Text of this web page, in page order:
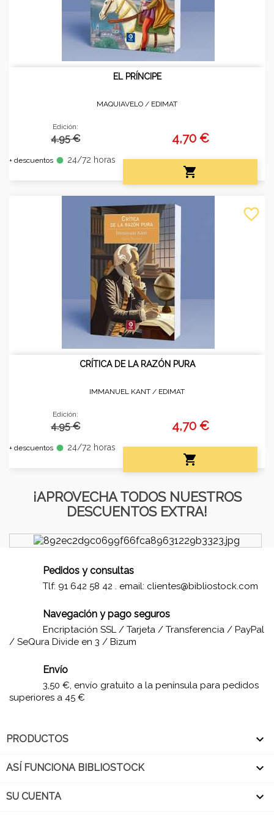
EL PRÍNCIPE
MAQUIAVELO / EDIMAT
Edición:
4.95 €
+ descuentos fiber_manual_record 24/72 horas
4,70 €

CRÍTICA DE LA RAZÓN PURA
IMMANUEL KANT / EDIMAT
Edición:
4.95 €
+ descuentos fiber_manual_record 24/72 horas
4,70 €

favorite_border
¡APROVECHA TODOS NUESTROS
DESCUENTOS EXTRA!
Pedidos y consultas
Tlf: 91 642 58 42 . email: clientes@bibliostock.com
Navegación y pago seguros
Encriptación SSL / Tarjeta / Transferencia / PayPal
/ SeQura Divide en 3 / Bizum
Envío
3,50 €, envío gratuito a la península para pedidos
superiores a 45 €
PRODUCTOS 
ASÍ FUNCIONA BIBLIOSTOCK 
SU CUENTA 